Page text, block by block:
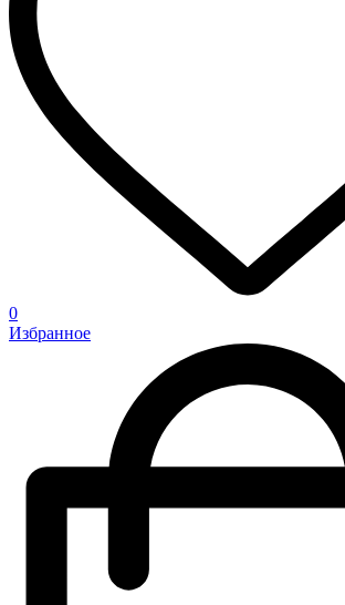
0
Избранное